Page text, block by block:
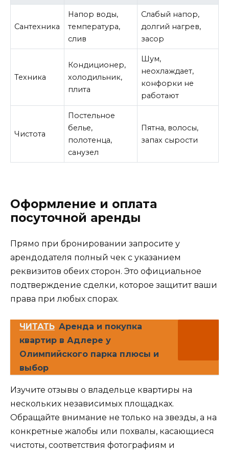
Сантехника
Напор воды,
температура,
слив
Слабый напор,
долгий нагрев,
засор
Техника
Кондиционер,
холодильник,
плита
Шум,
неохлаждает,
конфорки не
работают
Чистота
Постельное
белье,
полотенца,
санузел
Пятна, волосы,
запах сырости
Оформление и оплата
посуточной аренды
Прямо при бронировании запросите у
арендодателя полный чек с указанием
реквизитов обеих сторон. Это официальное
подтверждение сделки, которое защитит ваши
права при любых спорах.
ЧИТАТЬ Аренда и покупка
квартир в Адлере у
Олимпийского парка плюсы и
выбор
Изучите отзывы о владельце квартиры на
нескольких независимых площадках.
Обращайте внимание не только на звезды, а на
конкретные жалобы или похвалы, касающиеся
чистоты, соответствия фотографиям и